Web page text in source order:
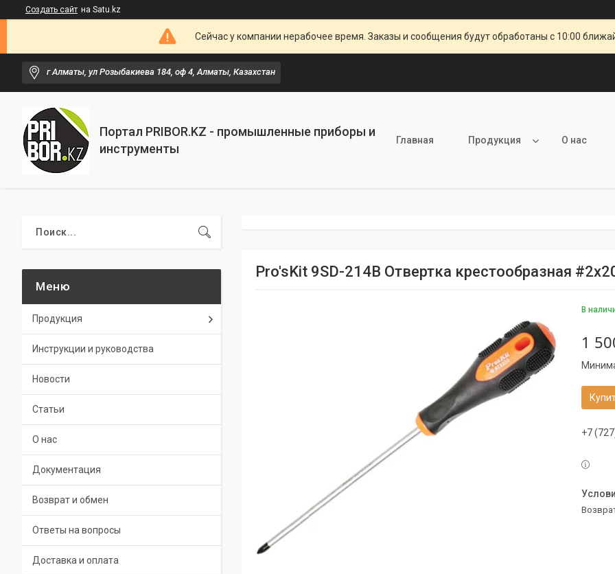
Создать сайт на Satu.kz
Сейчас у компании нерабочее время. Заказы и сообщения будут обработаны с 10:00
г Алматы, ул Розыбакиева 184, оф 4, Алматы, Казахстан
Портал PRIBOR.KZ - промышленные приборы и
инструменты
Главная Продукция О нас
Pro'sKit 9SD-214B Отвертка крестообразная
В
1
+7
Продукция
Инструкции и руководства
Новости
Статьи
О нас
Документация
Возврат и обмен
Ответы на вопросы
Доставка и оплата